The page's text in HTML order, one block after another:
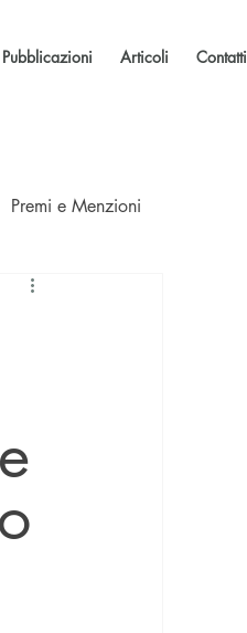
Pubblicazioni Articoli Contatti
Premi e Menzioni